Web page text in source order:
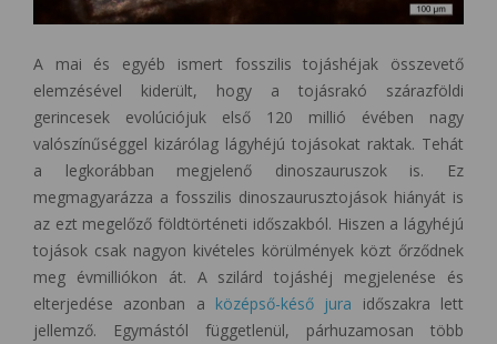
A mai és egyéb ismert fosszilis tojáshéjak összevető
elemzésével kiderült, hogy a tojásrakó szárazföldi
gerincesek evolúciójuk első 120 millió évében nagy
valószínűséggel kizárólag lágyhéjú tojásokat raktak. Tehát
a legkorábban megjelenő dinoszauruszok is. Ez
megmagyarázza a fosszilis dinoszaurusztojások hiányát is
az ezt megelőző földtörténeti időszakból. Hiszen a lágyhéjú
tojások csak nagyon kivételes körülmények közt őrződnek
meg évmilliókon át. A szilárd tojáshéj megjelenése és
elterjedése azonban a középső-késő jura időszakra lett
jellemző. Egymástól függetlenül, párhuzamosan több